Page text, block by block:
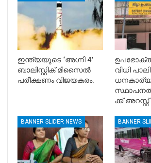
ഇന്ത്യയുടെ ‘അഗ്നി 4’
ബാലിസ്റ്റിക് മിസൈൽ
പരീക്ഷണം വിജയകരം.
വിധി
ധനകാര്യ
ക്ക്
BANNER SLIDER NEWS BANNER